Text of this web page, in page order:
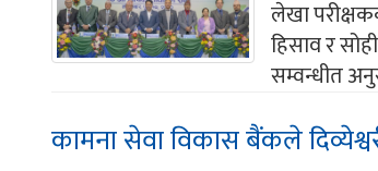
लेखा
हिसाव र
सम्वन्धीत
कामना सेवा विकास बैंकले